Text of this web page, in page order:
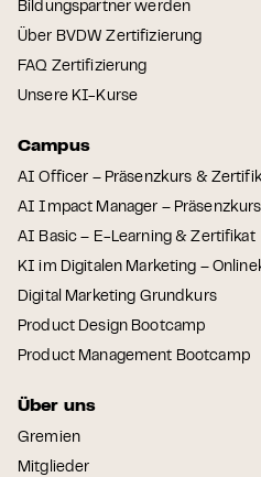
Bildungspartner werden
Über BVDW Zertifizierung
FAQ Zertifizierung
Unsere KI-Kurse
Campus
AI Officer – Präsenzkurs &
AI Impact Manager –
AI Basic – E-Learning & Zertifikat
KI im Digitalen Marketing –
Digital Marketing Grundkurs
Product Design Bootcamp
Product Management Bootcamp
Über uns
Gremien
Mitglieder